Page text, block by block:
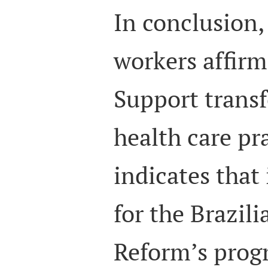
In
workers
Support
health care
indicates that
for the
Reform’s